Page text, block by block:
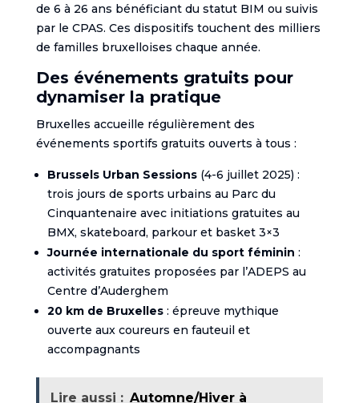
de 6 à 26 ans bénéficiant du statut BIM ou suivis
par le CPAS. Ces dispositifs touchent des milliers
de familles bruxelloises chaque année.
Des événements gratuits pour
dynamiser la pratique
Bruxelles accueille régulièrement des
événements sportifs gratuits ouverts à tous :
Brussels Urban Sessions(4-6 juillet 2025) :
trois jours de sports urbains au Parc du
Cinquantenaire avec initiations gratuites au
BMX, skateboard, parkour et basket 3×3
Journée internationale du sport féminin :
activités gratuites proposées par l’ADEPS au
Centre d’Auderghem
20 km de Bruxelles: épreuve mythique
ouverte aux coureurs en fauteuil et
accompagnants
Lire aussi : Automne/Hiver à